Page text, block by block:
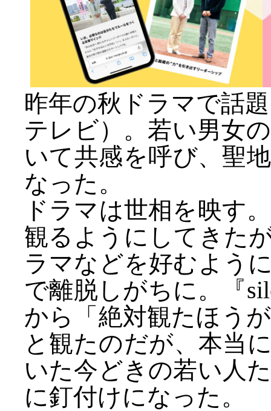
昨年の秋ドラマで話
テレビ）。若い男女
いて共感を呼び、聖
なった。
ドラマは世相を映す
観るようにしてきた
ラマなどを好むよう
で離脱しがちに。『
から「絶対観たほう
と観たのだが、本当
いた今どきの若い人
に釘付けになった。